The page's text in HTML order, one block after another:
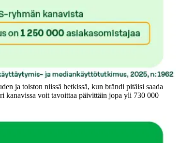
ja toiston niissä hetkissä, kun brändi pitäisi saada
kanavissa voit tavoittaa päivittäin jopa yli 730 000